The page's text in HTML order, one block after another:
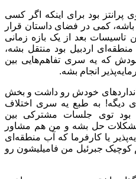
بود برای اینکه اگر کسی
باشه، کمی در فضای داستان قرار
تاسیسات بعد از یک بازه زمانی
اردبیل بود منتقل بشه،
که یه سری تفاهم‌هایی بین
انجام بشه.
خودش رو داشت و بخش
دیگه! به طبع یه سری اختلاف
بود توی جلسات مشترکی بین
مشکلات حل بشه و من هم مشاور
یا کارفرما که آب منطقه‌ای
کوچیک جبرئیل من فامیلیشون رو